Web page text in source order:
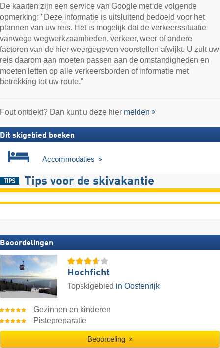
De kaarten zijn een service van Google met de volgende
opmerking: "Deze informatie is uitsluitend bedoeld voor het
plannen van uw reis. Het is mogelijk dat de verkeerssituatie
vanwege wegwerkzaamheden, verkeer, weer of andere
factoren van de hier weergegeven voorstellen afwijkt. U zult uw
reis daarom aan moeten passen aan de omstandigheden en
moeten letten op alle verkeersborden of informatie met
betrekking tot uw route."
Fout ontdekt? Dan kunt u deze hier melden
Dit skigebied boeken
Accommodaties
Tips voor de skivakantie
Beoordelingen
Hochficht
Topskigebied in Oostenrijk
Gezinnen en kinderen
Pistepreparatie
Beoordeling